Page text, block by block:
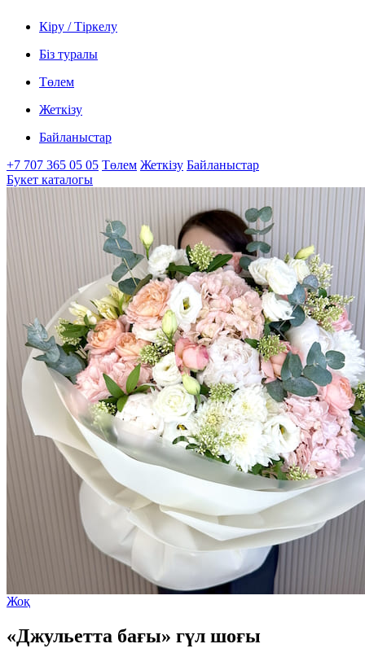
Кіру / Тіркелу
Біз туралы
Төлем
Жеткізу
Байланыстар
+7 707 365 05 05 Төлем Жеткізу Байланыстар
Букет каталогы
Жоқ
«Джульетта бағы» гүл шоғы